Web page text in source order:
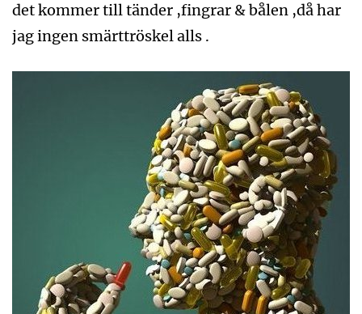
det kommer till tänder ,fingrar & bålen ,då har
jag ingen smärttröskel alls .